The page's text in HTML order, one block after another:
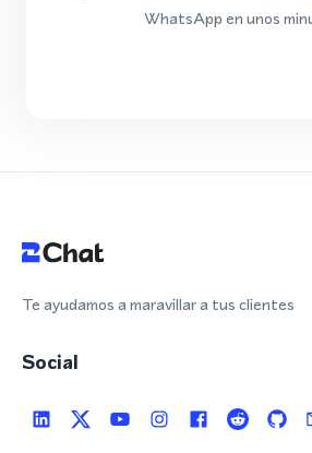
WhatsApp en unos
Te ayudamos a maravillar a tus clientes
Social